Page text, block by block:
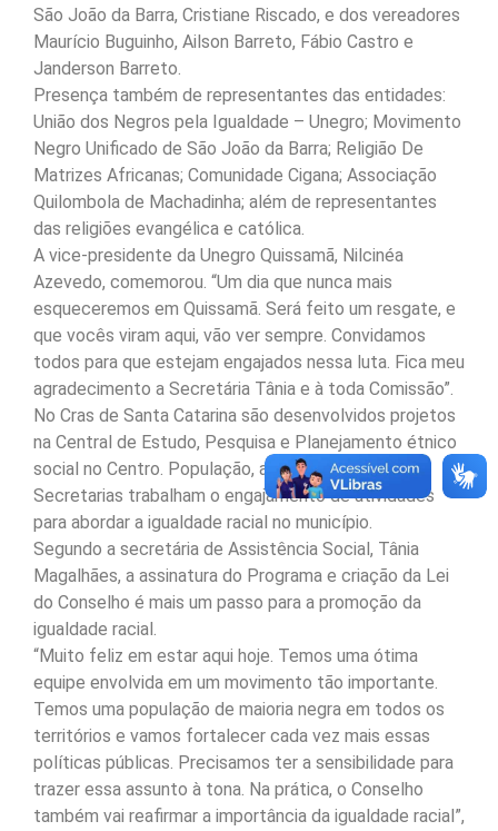
São João da Barra, Cristiane Riscado, e dos vereadores
Maurício Buguinho, Ailson Barreto, Fábio Castro e
Janderson Barreto.
Presença também de representantes das entidades:
União dos Negros pela Igualdade – Unegro; Movimento
Negro Unificado de São João da Barra; Religião De
Matrizes Africanas; Comunidade Cigana; Associação
Quilombola de Machadinha; além de representantes
das religiões evangélica e católica.
A vice-presidente da Unegro Quissamã, Nilcinéa
Azevedo, comemorou. “Um dia que nunca mais
esqueceremos em Quissamã. Será feito um resgate, e
que vocês viram aqui, vão ver sempre. Convidamos
todos para que estejam engajados nessa luta. Fica meu
agradecimento a Secretária Tânia e à toda Comissão”.
No Cras de Santa Catarina são desenvolvidos projetos
na Central de Estudo, Pesquisa e Planejamento étnico
social no Centro. População, associações e
Secretarias trabalham o engajamento de atividades
para abordar a igualdade racial no município.
Segundo a secretária de Assistência Social, Tânia
Magalhães, a assinatura do Programa e criação da Lei
do Conselho é mais um passo para a promoção da
igualdade racial.
“Muito feliz em estar aqui hoje. Temos uma ótima
equipe envolvida em um movimento tão importante.
Temos uma população de maioria negra em todos os
territórios e vamos fortalecer cada vez mais essas
políticas públicas. Precisamos ter a sensibilidade para
trazer essa assunto à tona. Na prática, o Conselho
também vai reafirmar a importância da igualdade racial”,